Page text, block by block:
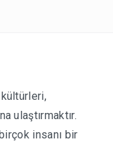
kültürleri,
ulaştırmaktır.
insanı bir